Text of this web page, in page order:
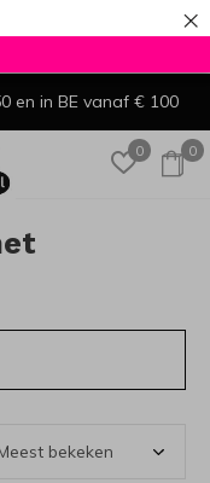
×
0 0
en in BE vanaf € 100